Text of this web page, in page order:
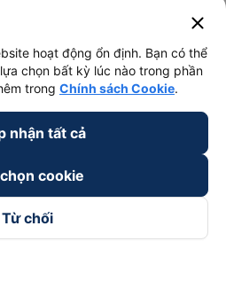
close
hoạt động ổn định. Bạn có thể
chọn bất kỳ lúc nào trong phần
trong Chính sách Cookie.
nhận tất cả
cookie
Từ chối